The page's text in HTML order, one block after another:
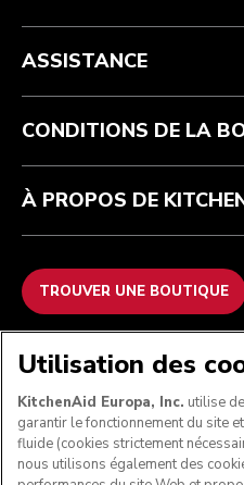
Health Check
Suivez votre commande
Garantie et documents
FAQ
Conditions générales de vente
Retours et remboursements
Imprint
ODR
La marque
Trouver une boutique
ASSISTANCE
CONDITIONS DE LA
À PROPOS DE
TROUVER UNE BOUTIQUE
NOUS
Utilisation des
KitchenAid Europa, Inc. utilise
garantir le fonctionnement du site
fluide (cookies strictement
nous utilisons également des